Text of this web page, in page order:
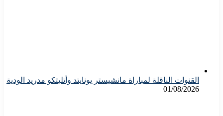
القنوات الناقلة لمباراة مانشيستر يونايتد وأتليتكو مدريد الودية
01/08/2026